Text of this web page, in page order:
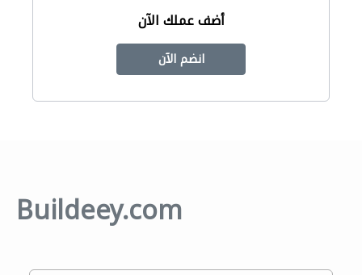
أضف عملك الآن
انضم الآن
Buildeey.com